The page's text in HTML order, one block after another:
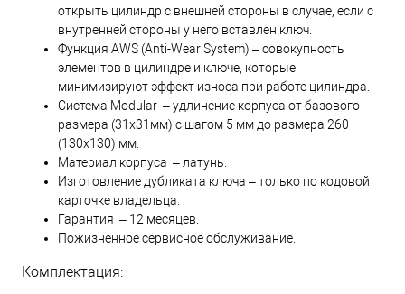
открыть цилиндр с внешней стороны в случае, если с
внутренней стороны у него вставлен ключ.
Функция AWS (Anti-Wear System) – совокупность
элементов в цилиндре и ключе, которые
минимизируют эффект износа при работе цилиндра.
Система Modular – удлинение корпуса от базового
размера (31х31мм) с шагом 5 мм до размера 260
(130х130) мм.
Материал корпуса – латунь.
Изготовление дубликата ключа – только по кодовой
карточке владельца.
Гарантия – 12 месяцев.
Пожизненное сервисное обслуживание.
Комплектация: